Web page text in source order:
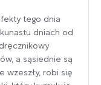
tego dnia
dniach od
a sąsiednie są
wzeszły, robi się